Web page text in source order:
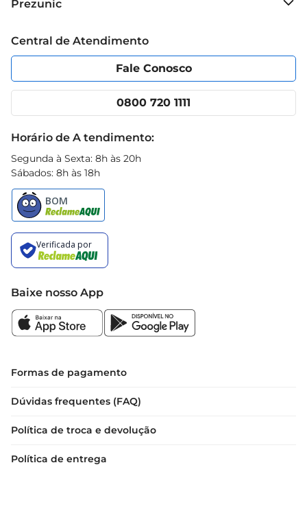
Grupo Cencosud
Política de Privacidade
Portal do fornecedor
Cencosud Media
Prezunic
Código de Ética
App Prezunic
Central de Atendimento
Fale Conosco
0800 720 1111
Horário de A tendimento:
Segunda à Sexta: 8h às 20h
Sábados: 8h às 18h
Baixe nosso App
Formas de pagamento
Dúvidas frequentes (FAQ)
Política de troca e devolução
Política de entrega